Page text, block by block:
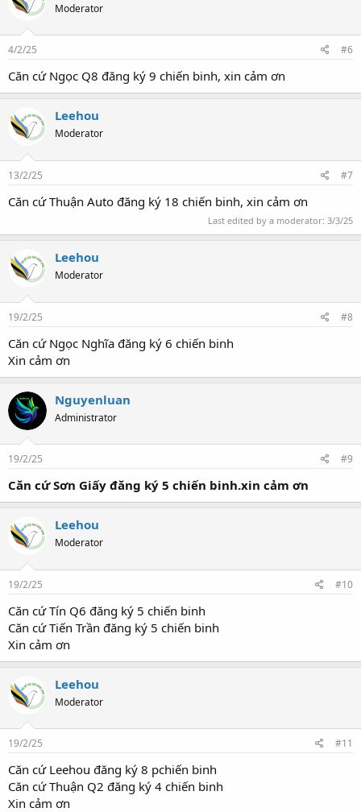
Moderator
4/2/25 #6
Căn cứ Ngọc Q8 đăng ký 9 chiến binh, xin cảm ơn
Leehou
Moderator
13/2/25 #7
Căn cứ Thuận Auto đăng ký 18 chiến binh, xin cảm ơn
Last edited by a moderator: 3/3/25
Leehou
Moderator
19/2/25 #8
Căn cứ Ngọc Nghĩa đăng ký 6 chiến binh
Xin cảm ơn
Nguyenluan
Administrator
19/2/25 #9
Căn cứ Sơn Giấy đăng ký 5 chiến binh.xin cảm ơn
Leehou
Moderator
19/2/25 #10
Căn cứ Tín Q6 đăng ký 5 chiến binh
Căn cứ Tiến Trần đăng ký 5 chiến binh
Xin cảm ơn
Leehou
Moderator
19/2/25 #11
Căn cứ Leehou đăng ký 8 pchiến binh
Căn cứ Thuận Q2 đăng ký 4 chiến binh
Xin cảm ơn